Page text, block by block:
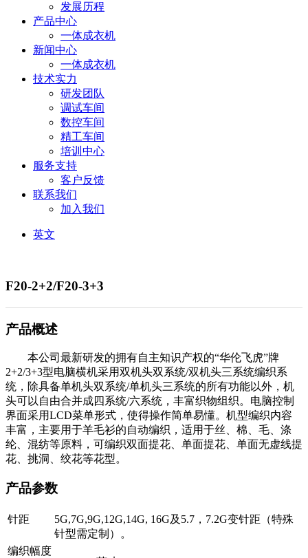
发展历程
产品中心
一体成衣机
新闻中心
一体成衣机
技术实力
研发团队
调试车间
数控车间
精工车间
培训中心
服务支持
客户反馈
联系我们
加入我们
英文
F20-2+2/F20-3+3
产品概述
本公司最新研发的拥有自主知识产权的“华伦飞虎”牌
2+2/3+3型电脑横机采用双机头双系统/双机头三系统编织系
统，除具备单机头双系统/单机头三系统的所有功能以外，机
头可以自由合并成四系统/六系统，丰富织物组织。电脑控制
界面采用LCD菜单形式，使得操作简单易懂。机型编织内容
丰富，主要用于羊毛衫的自动编织，适用于丝、棉、毛、涤
纶、混纺等原料，可编织双面提花、单面提花、单面无虚线提
花、挑洞、绞花等花型。
产品参数
针距
5G,7G,9G,12G,14G, 16G及5.7，7.2G变针距（特殊
针型需定制）。
编织幅度